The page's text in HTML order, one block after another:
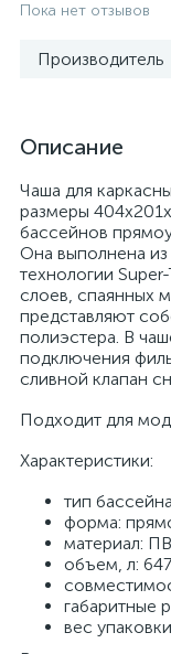
Пока нет отзывов
Производитель
Описание
Чаша для
размеры
бассейнов
Она выполнена
технологии
слоев, спаянных
представляют
полиэстера. В
подключения
сливной клапан
Подходит для
Характеристики:
тип
форма:
материал:
объем, л:
габаритные
вес